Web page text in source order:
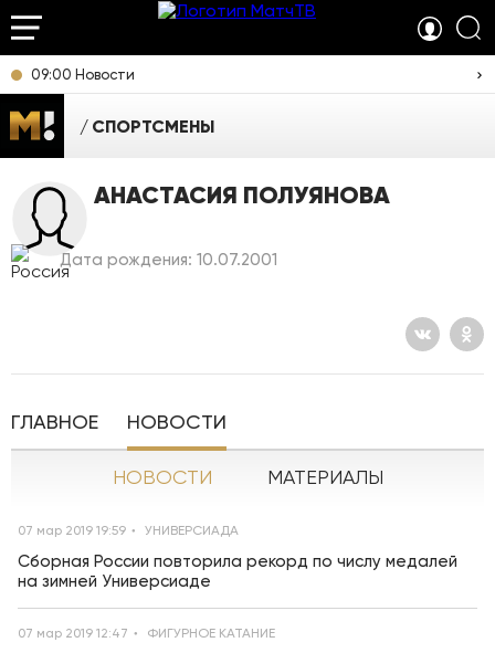
09:00 Новости
СПОРТСМЕНЫ
АНАСТАСИЯ ПОЛУЯНОВА
Дата рождения: 10.07.2001
ГЛАВНОЕ НОВОСТИ
НОВОСТИ МАТЕРИАЛЫ
07 мар 2019 19:59 УНИВЕРСИАДА
Сборная России повторила рекорд по числу медалей
на зимней Универсиаде
07 мар 2019 12:47 ФИГУРНОЕ КАТАНИЕ